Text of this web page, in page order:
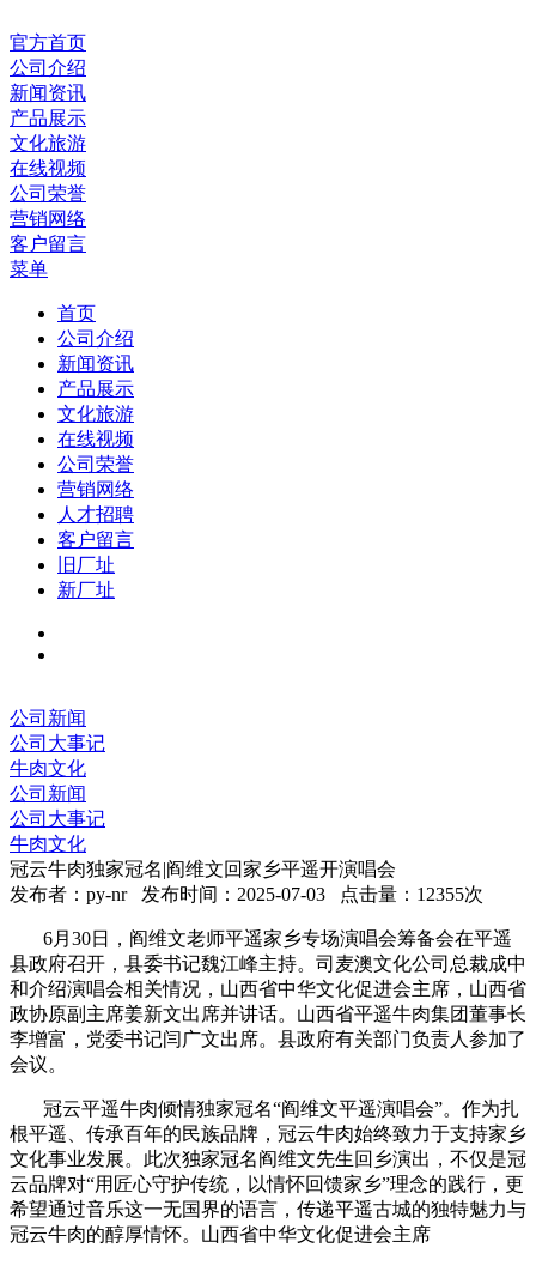
官方首页
公司介绍
新闻资讯
产品展示
文化旅游
在线视频
公司荣誉
营销网络
客户留言
菜单
首页
公司介绍
新闻资讯
产品展示
文化旅游
在线视频
公司荣誉
营销网络
人才招聘
客户留言
旧厂址
新厂址
公司新闻
公司大事记
牛肉文化
公司新闻
公司大事记
牛肉文化
冠云牛肉独家冠名|阎维文回家乡平遥开演唱会
发布者：py-nr 发布时间：2025-07-03 点击量：12355次
6月 30日，阎维文老师平遥家乡专场演唱会筹备会在平遥
县政府召开，县委书记魏江峰主持。 司麦澳文化公司总裁成中
和介绍演唱会相关情况，山西省中华文化促进会主席，山西省
政协原副主席姜新文出席并讲话。山西省平遥牛肉集团董事长
李增富，党委书记闫广文出席。县政府有关部门负责人参加了
会议。
冠云平遥牛肉倾情独家冠名“阎维文平遥演唱会”。作为扎
根平遥、传承百年的民族品牌，冠云牛肉始终致力于支持家乡
文化事业发展。此次独家冠名阎维文先生回乡演出，不仅是冠
云品牌对“用匠心守护传统，以情怀回馈家乡”理念的践行，更
希望通过音乐这一无国界的语言，传递平遥古城的独特魅力与
冠云牛肉的醇厚情怀。山西省中华文化促进会主席